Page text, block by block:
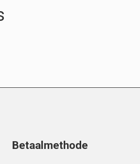
Betaalmethode